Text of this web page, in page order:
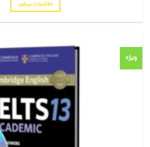
اطلاعات بیشتر
ویژه